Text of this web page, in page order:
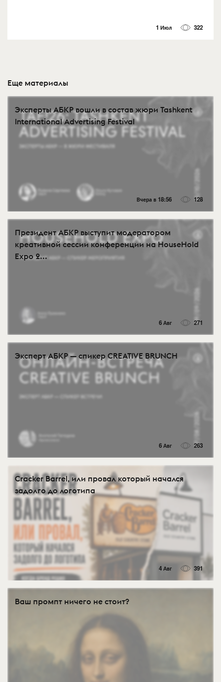
1 Июл 322
Еще материалы
Эксперты АБКР вошли в состав жюри Tashkent
International Advertising Festival
Вчера в 18:56 128
Президент АБКР выступит модератором
креативной сессии конференции на HouseHold
Expo 2...
6 Авг 271
Эксперт АБКР — спикер CREATIVE BRUNCH
6 Авг 263
Cracker Barrel, или провал который начался
задолго до логотипа
4 Авг 391
Ваш промпт ничего не стоит?